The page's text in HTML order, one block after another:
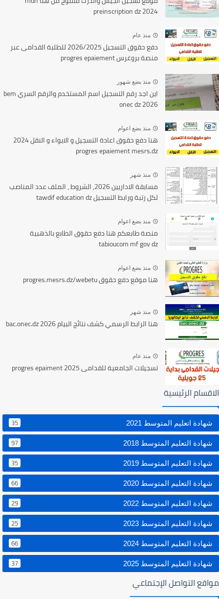
preinscription dz 2024
منذ عام
دفع حقوق التسجيل 2026/2025 للطلبة القدامى عبر
منصة بروغرس progres epaiement
منذ بضع شهور
اين اجد رقم التسجيل اسم المستخدم والرقم السري bem
onec dz 2026
منذ بضع اعوام
هنا دفع حقوق اعادة التسجيل و الايواء و النقل 2024
progres epaiement mesrs.dz
منذ شهر
مسابقة الاداريين 2026, الشروط ، الملف عدد المناصب
لكل رتبة ورابط التسجيل tawdif education dz
منذ بضع اعوام
منصة طابعكم هنا دفع حقوق الطابع بالذهبية
tabioucom mf gov dz
منذ بضع اعوام
هنا موقع دفع حقوق progres.mesrs.dz/webetu
منذ شهر
هنا الرابط الرسمي كشف نتائج البيام 2026 bac.onec.dz
منذ عام
تسجيلات الجامعية للقدامى 2025 progres epaiment
الاقسام الرئيسية
شهادة اتعليم المتوسط 2021 35
شهادة التعليم المتوسط 2018 97
شهادة التعليم المتوسط 2019 35
شهادة التعليم المتوسط 2020 66
شهادة التعليم المتوسط 2022 29
شهادة التعليم المتوسط 2023 25
شهادة التعليم المتوسط 2024 66
شهادة التعليم المتوسط 2025 37
مواقع التواصل الإجتماعي